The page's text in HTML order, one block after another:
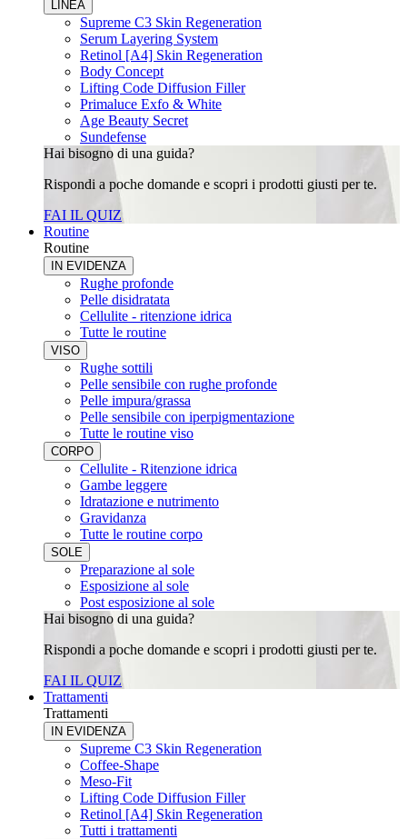
LINEA
Supreme C3 Skin Regeneration
Serum Layering System
Retinol [A4] Skin Regeneration
Body Concept
Lifting Code Diffusion Filler
Primaluce Exfo & White
Age Beauty Secret
Sundefense
Hai bisogno di una guida?
Rispondi a poche domande e scopri i prodotti giusti per te.
FAI IL QUIZ
Routine
Routine
IN EVIDENZA
Rughe profonde
Pelle disidratata
Cellulite - ritenzione idrica
Tutte le routine
VISO
Rughe sottili
Pelle sensibile con rughe profonde
Pelle impura/grassa
Pelle sensibile con iperpigmentazione
Tutte le routine viso
CORPO
Cellulite - Ritenzione idrica
Gambe leggere
Idratazione e nutrimento
Gravidanza
Tutte le routine corpo
SOLE
Preparazione al sole
Esposizione al sole
Post esposizione al sole
Hai bisogno di una guida?
Rispondi a poche domande e scopri i prodotti giusti per te.
FAI IL QUIZ
Trattamenti
Trattamenti
IN EVIDENZA
Supreme C3 Skin Regeneration
Coffee-Shape
Meso-Fit
Lifting Code Diffusion Filler
Retinol [A4] Skin Regeneration
Tutti i trattamenti